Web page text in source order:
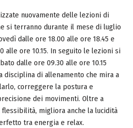
nuovamente delle lezioni di
si terranno durante il mese di luglio
dalle ore 18.00 alle ore 18.45 e
alle ore 10.15. In seguito le lezioni si
dalle ore 09.30 alle ore 10.15
disciplina di allenamento che mira a
correggere la postura e
dei movimenti. Oltre a
migliora anche la lucidità
tra energia e relax.